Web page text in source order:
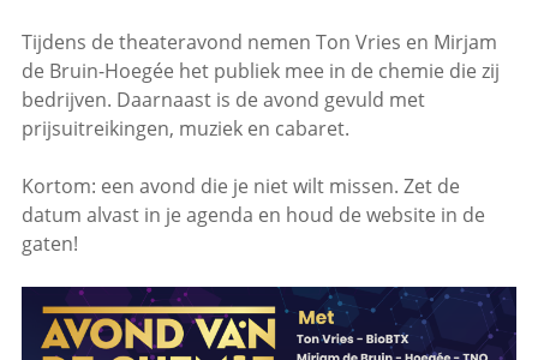
Tijdens de theateravond nemen Ton Vries en Mirjam
de Bruin-Hoegée het publiek mee in de chemie die zij
bedrijven. Daarnaast is de avond gevuld met
prijsuitreikingen, muziek en cabaret.
Kortom: een avond die je niet wilt missen. Zet de
datum alvast in je agenda en houd de website in de
gaten!